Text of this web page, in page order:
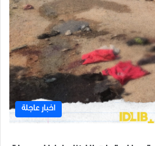
اخبار عاجلة